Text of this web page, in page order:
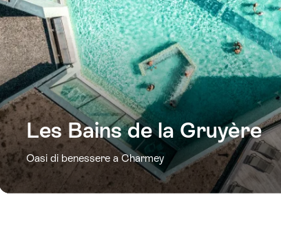
Les Bains de la Gruyère
Oasi di benessere a Charmey